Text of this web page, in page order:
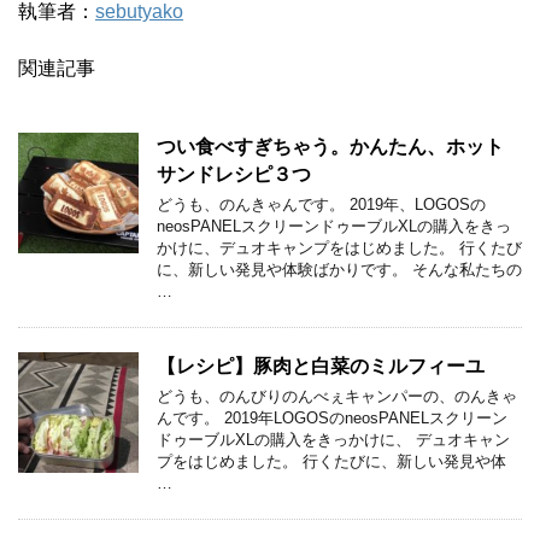
執筆者： sebutyako
関連記事
つい食べすぎちゃう。かんたん、ホット
サンドレシピ３つ
どうも、のんきゃんです。 2019年、LOGOSの
neosPANELスクリーンドゥーブルXLの購入をきっ
かけに、デュオキャンプをはじめました。 行くたび
に、新しい発見や体験ばかりです。 そんな私たちの
…
【レシピ】豚肉と白菜のミルフィーユ
どうも、のんびりのんべぇキャンパーの、のんきゃ
んです。 2019年LOGOSのneosPANELスクリーン
ドゥーブルXLの購入をきっかけに、 デュオキャン
プをはじめました。 行くたびに、新しい発見や体
…